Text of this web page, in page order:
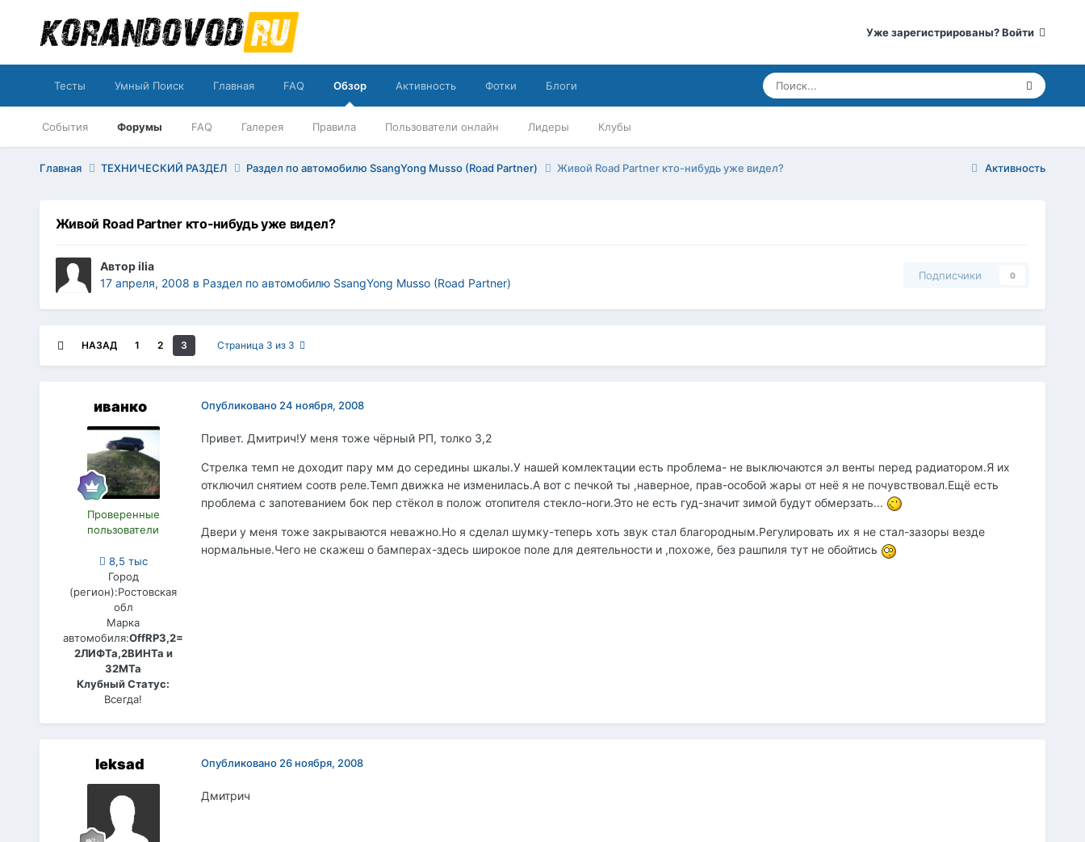
Уже зарегистрированы? Войти
Тесты Умный Поиск Главная FAQ Обзор
События Форумы FAQ Галерея Правила Пользователи онлайн Лидеры Клубы
Активность Фотки Блоги
Активность
Главная ТЕХНИЧЕСКИЙ РАЗДЕЛ Раздел по автомобилю SsangYong Musso (Road Partner) Живой Road Partner кто-нибудь уже видел?
Живой Road Partner кто-нибудь уже видел?
Авторilia
17 апреля, 2008 в Раздел по автомобилю SsangYong Musso (Road Partner)
Подписчики 0
НАЗАД 1 2 3 Страница 3 из 3
иванко
Проверенные
пользователи
8,5 тыс
Город
(регион):Ростовская
обл
Марка
автомобиля:OffRP3,2=
2ЛИФТа,2ВИНТа и
32МТа
Клубный Статус:
Всегда!
Опубликовано 24 ноября, 2008
Привет. Дмитрич!У меня тоже чёрный РП, толко 3,2
Стрелка темп не доходит пару мм до середины шкалы.У нашей комлектации есть проблема- не выключаются эл венты перед радиатором.Я их
отключил снятием соотв реле.Темп движка не изменилась.А вот с печкой ты ,наверное, прав-особой жары от неё я не почувствовал.Ещё есть
проблема с запотеванием бок пер стёкол в полож отопителя стекло-ноги.Это не есть гуд-значит зимой будут обмерзать...
Двери у меня тоже закрываются неважно.Но я сделал шумку-теперь хоть звук стал благородным.Регулировать их я не стал-зазоры везде
нормальные.Чего не скажеш о бамперах-здесь широкое поле для деятельности и ,похоже, без рашпиля тут не обойтись
leksad Опубликовано 26 ноября, 2008
Дмитрич